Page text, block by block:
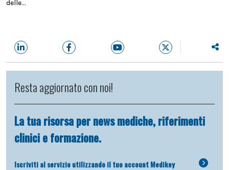
delle...
Resta aggiornato con noi!
La tua risorsa per news mediche, riferimenti
clinici e formazione.
Iscriviti al servizio utilizzando il tuo account Medikey